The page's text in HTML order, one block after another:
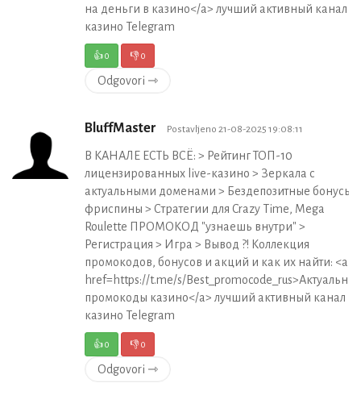
на деньги в казино</a> лучший активный канал
казино Telegram
👍0 👎0
Odgovori ⇾
BluffMaster Postavljeno 21-08-2025 19:08:11
В КАНАЛЕ ЕСТЬ ВСЁ: > Рейтинг ТОП-10
лицензированных live-казино > Зеркала с
актуальными доменами > Бездепозитные бонусы +
фриспины > Стратегии для Crazy Time, Mega
Roulette ПРОМОКОД "узнаешь внутри" >
Регистрация > Игра > Вывод ?! Коллекция
промокодов, бонусов и акций и как их найти: <a
href=https://t.me/s/
промокоды казино</a> лучший активный канал
казино Telegram
👍0 👎0
Odgovori ⇾